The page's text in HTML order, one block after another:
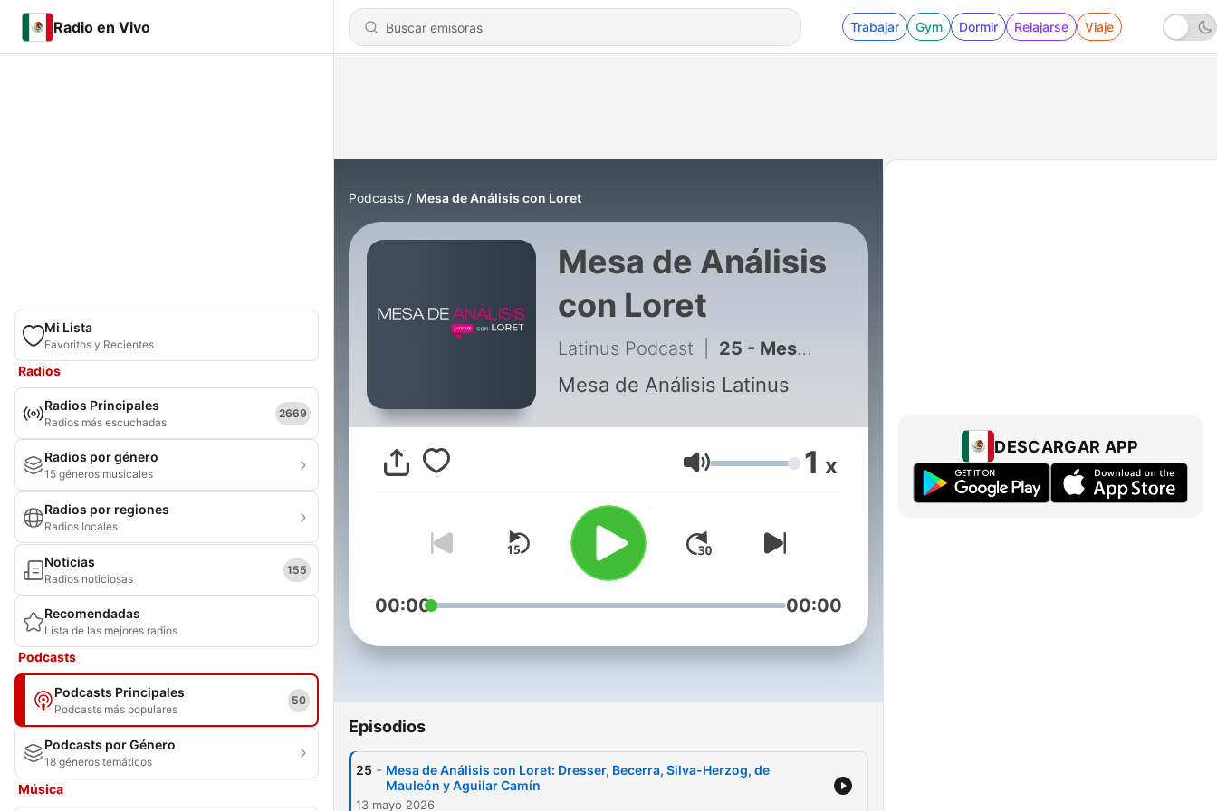
Radio en Vivo Trabajar Gym Dormir Relajarse Viaje
Mi Lista
Favoritos y Recientes
Radios
Radios Principales
Radios más escuchadas
2669
Radios por género
15 géneros musicales
Radios por regiones
Radios locales
Noticias
Radios noticiosas
155
Recomendadas
Lista de las mejores radios
Podcasts
Podcasts Principales
Podcasts más populares
50
Podcasts por Género
18 géneros temáticos
Música
Podcasts Mesa de Análisis con Loret
Mesa de Análisis
con Loret
Latinus Podcast 25 - Mesa de Análisis con Loret: Dresser, Becerra, Silva-Herzog, de Mauleón y Aguilar Camín
Mesa de Análisis Latinus
Volumen 1 x
00:00 00:00
Episodios
25 - Mesa de Análisis con Loret: Dresser, Becerra, Silva-Herzog, de
Mauleón y Aguilar Camín
13 mayo 2026
DESCARGAR APP